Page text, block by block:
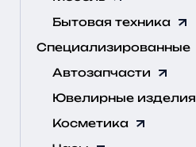
Бытовая техника
Специализированные
Автозапчасти
Ювелирные изделия
Косметика